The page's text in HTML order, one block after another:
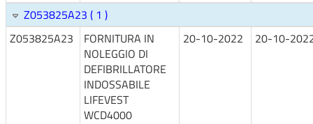
Z053825A23 ( 1 )
Z053825A23
FORNITURA IN
NOLEGGIO DI
DEFIBRILLATORE
INDOSSABILE
LIFEVEST
WCD4000
20-10-2022 20-10-